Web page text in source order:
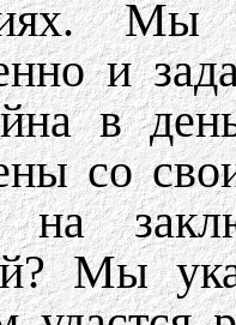
Мы
и
в
со
Мы